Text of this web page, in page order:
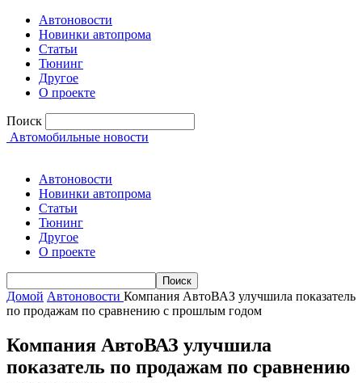
Автоновости
Новинки автопрома
Статьи
Тюнинг
Другое
О проекте
Поиск
Автомобильные новости
Автоновости
Новинки автопрома
Статьи
Тюнинг
Другое
О проекте
Домой Автоновости Компания АвтоВАЗ улучшила показатель
по продажам по сравнению с прошлым годом
Компания АвтоВАЗ улучшила
показатель по продажам по сравнению